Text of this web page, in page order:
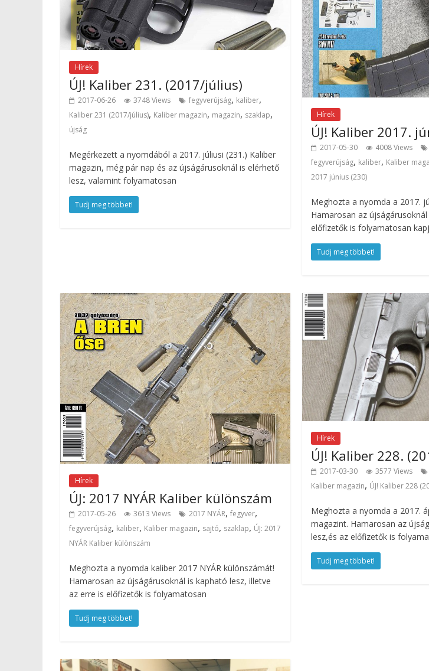
Hírek
ÚJ! Kaliber 231. (2017/július)
2017-06-26 3748 Views fegyverújság, kaliber,
Kaliber 231 (2017/július), Kaliber magazin, magazin, szaklap,
újság
Megérkezett a nyomdából a 2017. júliusi (231.) Kaliber
magazin, még pár nap és az újságárusoknál is elérhető
lesz, valamint folyamatosan
Tudj meg többet!
Hírek
ÚJ! Kaliber 2017.
2017-05-30 4008 Views
fegyverújság, kaliber, Kaliber
2017 június (230)
Meghozta a nyomda a 2017.
Hamarosan az
előfizetők is folyamatosan
Tudj meg többet!
Hírek
ÚJ: 2017 NYÁR Kaliber különszám
2017-05-26 3613 Views 2017 NYÁR, fegyver,
fegyverújság, kaliber, Kaliber magazin, sajtó, szaklap, ÚJ: 2017
NYÁR Kaliber különszám
Meghozta a nyomda kaliber 2017 NYÁR különszámát!
Hamarosan az újságárusoknál is kapható lesz, illetve
az erre is előfizetők is folyamatosan
Tudj meg többet!
Hírek
ÚJ! Kaliber 228.
2017-03-30 3577 Views
Kaliber magazin, ÚJ! Kaliber 228
Meghozta a nyomda a 2017.
magazint. Hamarosan az
lesz,és az előfizetők is
Tudj meg többet!